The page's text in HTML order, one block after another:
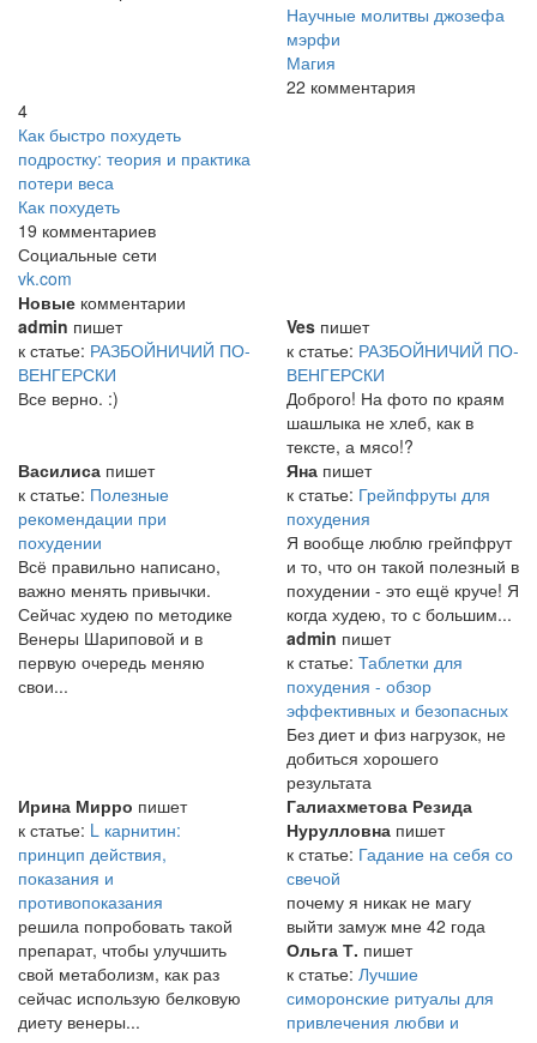
Научные молитвы джозефа
мэрфи
Магия
22 комментария
4
Как быстро похудеть
подростку: теория и практика
потери веса
Как похудеть
19 комментариев
Социальные сети
vk.com
Новые комментарии
admin пишет
к статье: РАЗБОЙНИЧИЙ ПО-
ВЕНГЕРСКИ
Все верно. :)
Ves пишет
к статье: РАЗБОЙНИЧИЙ ПО-
ВЕНГЕРСКИ
Доброго! На фото по краям
шашлыка не хлеб, как в
тексте, а мясо!?
Василиса пишет
к статье: Полезные
рекомендации при
похудении
Всё правильно написано,
важно менять привычки.
Сейчас худею по методике
Венеры Шариповой и в
первую очередь меняю
свои...
Яна пишет
к статье: Грейпфруты для
похудения
Я вообще люблю грейпфрут
и то, что он такой полезный в
похудении - это ещё круче! Я
когда худею, то с большим...
admin пишет
к статье: Таблетки для
похудения - обзор
эффективных и безопасных
Без диет и физ нагрузок, не
добиться хорошего
результата
Ирина Мирро пишет
к статье: L карнитин:
принцип действия,
показания и
противопоказания
решила попробовать такой
препарат, чтобы улучшить
свой метаболизм, как раз
сейчас использую белковую
диету венеры...
Галиахметова Резида
Нурулловна пишет
к статье: Гадание на себя со
свечой
почему я никак не магу
выйти замуж мне 42 года
Ольга Т. пишет
к статье: Лучшие
симоронские ритуалы для
привлечения любви и